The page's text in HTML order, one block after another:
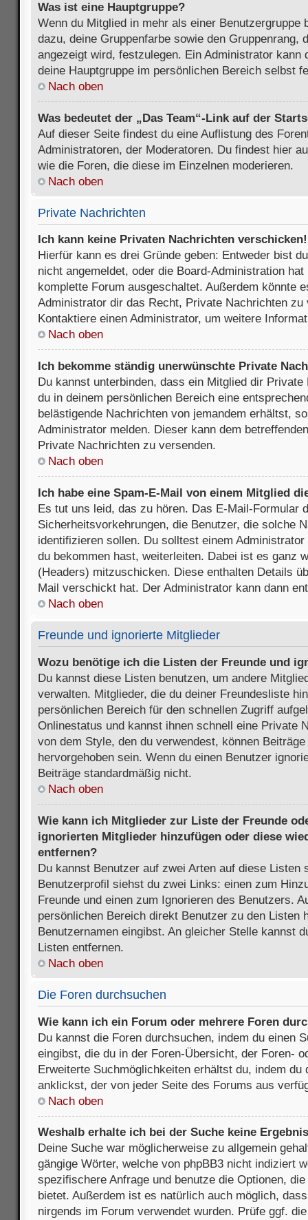
Was ist eine Hauptgruppe?
Wenn du Mitglied in mehr als einer Benutzergruppe
dazu, deine Gruppenfarbe sowie den Gruppenrang,
angezeigt wird, festzulegen. Ein Administrator kann
deine Hauptgruppe im persönlichen Bereich selbst
Nach oben
Was bedeutet der „Das Team“-Link auf der
Auf dieser Seite findest du eine Auflistung des
Administratoren, der Moderatoren. Du findest hier
wie die Foren, die diese im Einzelnen moderieren.
Nach oben
Private Nachrichten
Ich kann keine Privaten Nachrichten verschicken!
Hierfür kann es drei Gründe geben: Entweder bist
nicht angemeldet, oder die Board-Administration
komplette Forum ausgeschaltet. Außerdem könnte
Administrator dir das Recht, Private Nachrichten
Kontaktiere einen Administrator, um weitere
Nach oben
Ich bekomme ständig unerwünschte Private
Du kannst unterbinden, dass ein Mitglied dir
du in deinem persönlichen Bereich eine
belästigende Nachrichten von jemandem erhältst,
Administrator melden. Dieser kann dem
Private Nachrichten zu versenden.
Nach oben
Ich habe eine Spam-E-Mail von einem Mitglied
Es tut uns leid, das zu hören. Das E-Mail-Formular
Sicherheitsvorkehrungen, die Benutzer, die solche
identifizieren sollen. Du solltest einem
du bekommen hast, weiterleiten. Dabei ist es ganz
(Headers) mitzuschicken. Diese enthalten Details
Mail verschickt hat. Der Administrator kann dann
Nach oben
Freunde und ignorierte Mitglieder
Wozu benötige ich die Listen der Freunde und
Du kannst diese Listen benutzen, um andere
verwalten. Mitglieder, die du deiner Freundesliste
persönlichen Bereich für den schnellen Zugriff
Onlinestatus und kannst ihnen schnell eine Private
von dem Style, den du verwendest, können
hervorgehoben sein. Wenn du einen Benutzer
Beiträge standardmäßig nicht.
Nach oben
Wie kann ich Mitglieder zur Liste der Freunde
ignorierten Mitglieder hinzufügen oder diese
entfernen?
Du kannst Benutzer auf zwei Arten auf diese Listen
Benutzerprofil siehst du zwei Links: einen zum
Freunde und einen zum Ignorieren des Benutzers.
persönlichen Bereich direkt Benutzer zu den Listen
Benutzernamen eingibst. An gleicher Stelle kannst
Listen entfernen.
Nach oben
Die Foren durchsuchen
Wie kann ich ein Forum oder mehrere Foren
Du kannst die Foren durchsuchen, indem du einen
eingibst, die du in der Foren-Übersicht, der Foren-
Erweiterte Suchmöglichkeiten erhältst du, indem du
anklickst, der von jeder Seite des Forums aus
Nach oben
Weshalb erhalte ich bei der Suche keine
Deine Suche war möglicherweise zu allgemein
gängige Wörter, welche von phpBB3 nicht indiziert
spezifischere Anfrage und benutze die Optionen,
bietet. Außerdem ist es natürlich auch möglich,
nirgends im Forum verwendet wurden. Prüfe ggf.